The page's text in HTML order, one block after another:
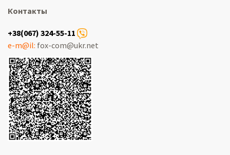
Контакты
+38(067) 324-55-11
e-m@il: fox-com@ukr.net